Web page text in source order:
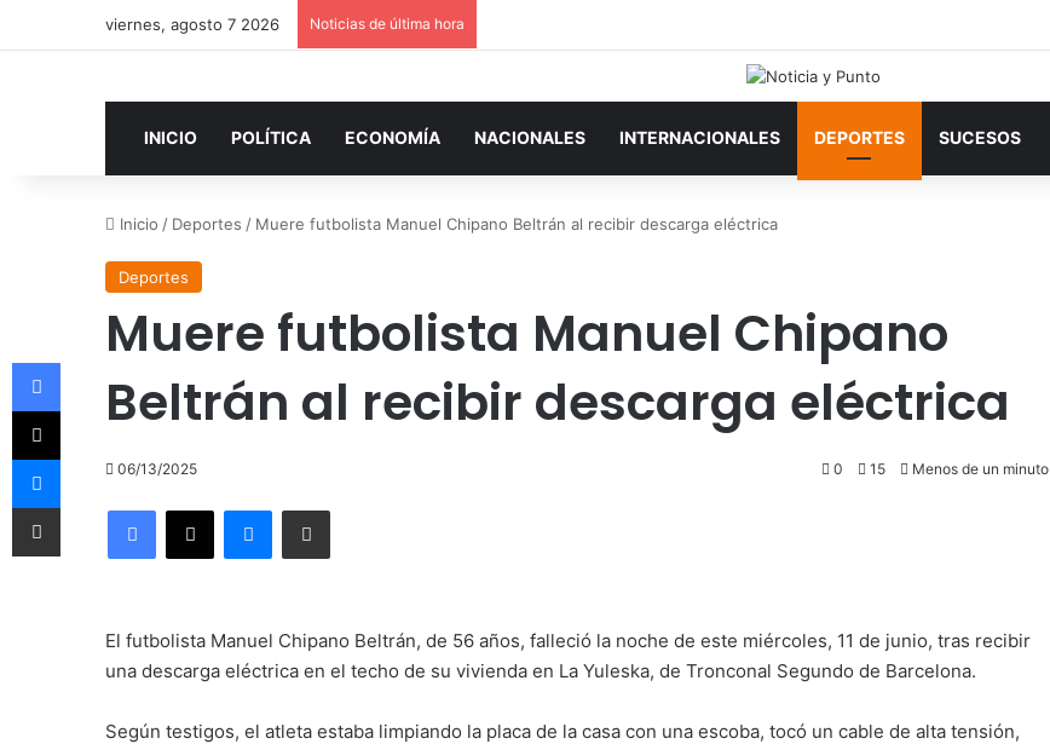
viernes, agosto 7 2026 Noticias de última hora
INICIO POLÍTICA ECONOMÍA NACIONALES INTERNACIONALES DEPORTES SUCESOS
Inicio / Deportes / Muere futbolista Manuel Chipano Beltrán al recibir descarga eléctrica
Deportes
Muere futbolista Manuel Chipano
Beltrán al recibir descarga eléctrica
06/13/2025 0 15 Menos de un minuto
Facebook
X MessengerCompartir por correo electrónico
El futbolista Manuel Chipano Beltrán, de 56 años, falleció la noche de este miércoles, 11 de junio, tras recibir
una descarga eléctrica en el techo de su vivienda en La Yuleska, de Tronconal Segundo de Barcelona.
Según testigos, el atleta estaba limpiando la placa de la casa con una escoba, tocó un cable de alta tensión,
Facebook
X
Messenger
Compartir por correo electrónico